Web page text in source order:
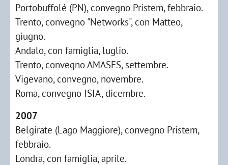
Portobuffolé (PN), convegno Pristem, febbraio.
Trento, convegno "Networks", con Matteo,
giugno.
Andalo, con famiglia, luglio.
Trento, convegno AMASES, settembre.
Vigevano, convegno, novembre.
Roma, convegno ISIA, dicembre.
2007
Belgirate (Lago Maggiore), convegno Pristem,
febbraio.
Londra, con famiglia, aprile.